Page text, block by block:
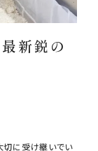
新鋭の
切に受け継いでい